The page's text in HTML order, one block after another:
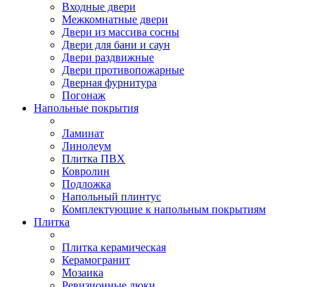
Входные двери
Межкомнатные двери
Двери из массива сосны
Двери для бани и саун
Двери раздвижные
Двери противопожарные
Дверная фурнитура
Погонаж
Напольные покрытия
Ламинат
Линолеум
Плитка ПВХ
Ковролин
Подложка
Напольный плинтус
Комплектующие к напольным покрытиям
Плитка
Плитка керамическая
Керамогранит
Мозаика